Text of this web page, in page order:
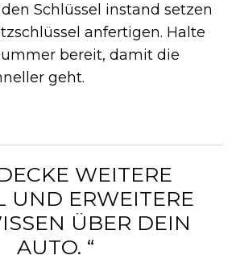
Schlüssel instand setzen
anfertigen. Halte
bereit, damit die
geht.
WEITERE
UND ERWEITERE
ÜBER DEIN
AUTO. “